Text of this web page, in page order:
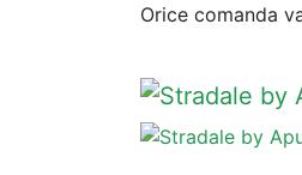
Orice comanda